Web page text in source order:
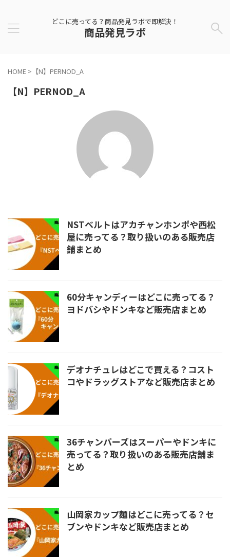
どこに売ってる？商品発見ラボで即解決！
商品発見ラボ
HOME > 【N】PERNOD_A
【N】PERNOD_A
NSTベルトはアカチャンホンポや西松
屋に売ってる？取り扱いのある販売店
舗まとめ
60分キャンディーはどこに売ってる？
ヨドバシやドンキなど販売店まとめ
デオナチュレはどこで買える？コスト
コやドラッグストアなど販売店まとめ
36チャンバーズはスーパーやドンキに
売ってる？取り扱いのある販売店舗ま
とめ
山岡家カップ麺はどこに売ってる？セ
ブンやドンキなど販売店まとめ